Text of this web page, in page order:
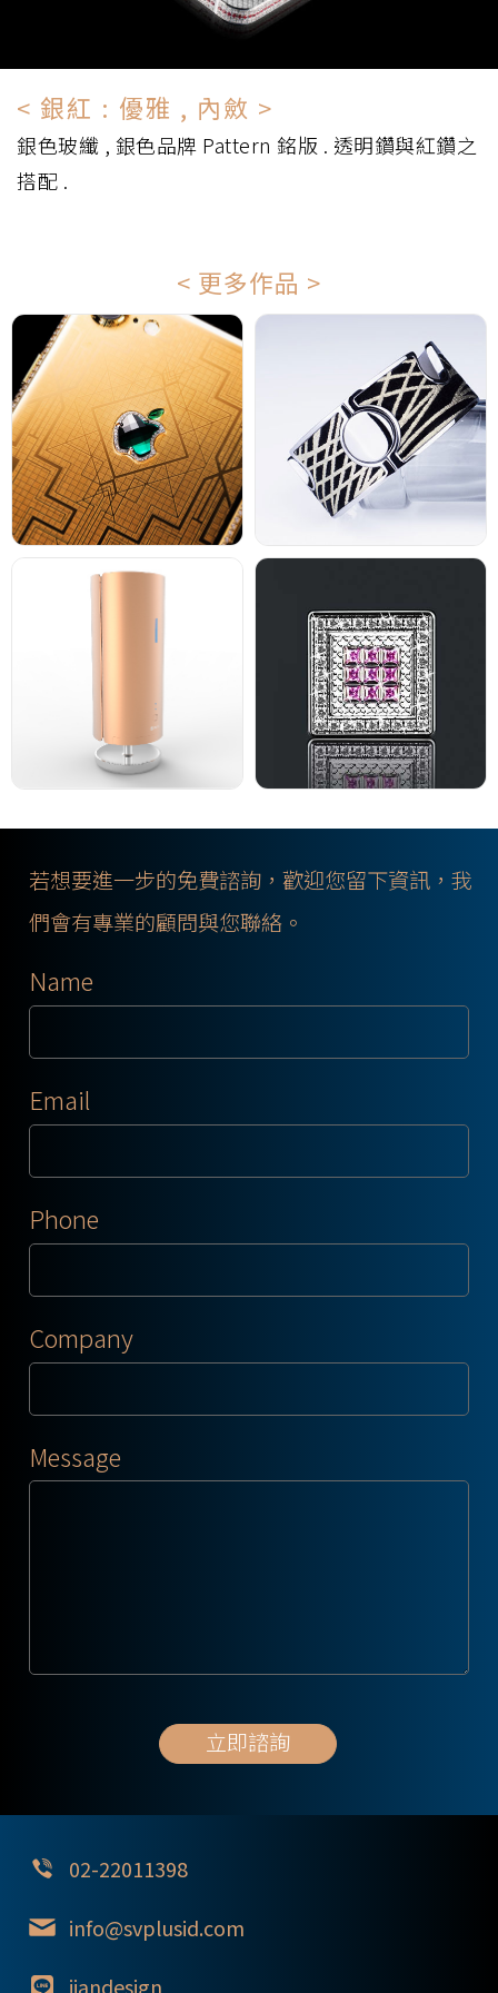
< 銀紅 : 優雅 , 內斂 >
銀色玻纖 , 銀色品牌 Pattern 銘版 . 透明鑽與紅鑽之
搭配 .
< 更多作品 >
若想要進一步的免費諮詢，歡迎您留下資訊，我
們會有專業的顧問與您聯絡。
Name
Email
Phone
Company
Message
02-22011398
info@svplusid.com
iiandesign